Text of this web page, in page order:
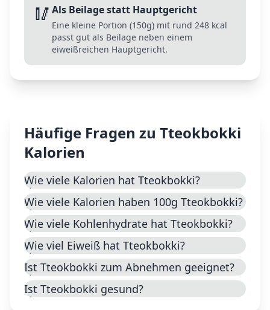
🥢 Als Beilage statt Hauptgericht
Eine kleine Portion (150g) mit rund 248 kcal
passt gut als Beilage neben einem
eiweißreichen Hauptgericht.
Häufige Fragen zu Tteokbokki
Kalorien
Wie viele Kalorien hat Tteokbokki?
Wie viele Kalorien haben 100g Tteokbokki?
Wie viele Kohlenhydrate hat Tteokbokki?
Wie viel Eiweiß hat Tteokbokki?
Ist Tteokbokki zum Abnehmen geeignet?
Ist Tteokbokki gesund?